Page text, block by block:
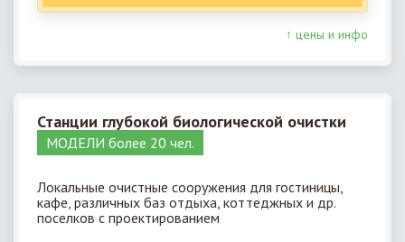
↑ цены и инфо
Станции глубокой биологической очистки
МОДЕЛИ более 20 чел.
Локальные очистные сооружения для гостиницы,
кафе, различных баз отдыха, коттеджных и др.
поселков с проектированием